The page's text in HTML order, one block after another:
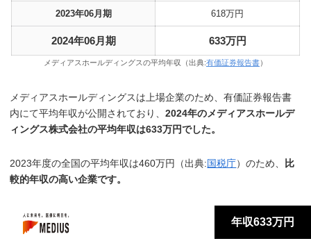
2023年06月期 618万円
2024年06月期 633万円
メディアスホールディングスの平均年収（出典:有価証券報告書）
メディアスホールディングスは上場企業のため、有価証券報告書
内にて平均年収が公開されており、2024年のメディアスホールデ
ィングス株式会社の平均年収は633万円でした。
2023年度の全国の平均年収は460万円（出典:国税庁）のため、
比
較的年収の高い企業です。
年収633万円